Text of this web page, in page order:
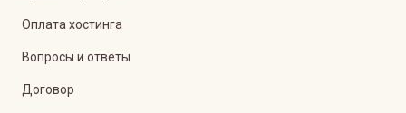
Оплата хостинга
Вопросы и ответы
Договор